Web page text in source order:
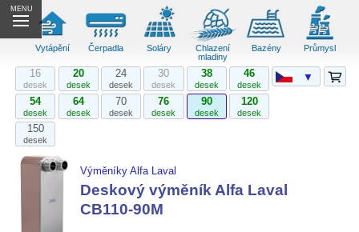
MENU
Vytápění Čerpadla Soláry
Chlazení
mladiny
Bazény Průmysl
16
desek
20
desek
24
desek
30
desek
38
desek
46
desek
54
desek
64
desek
70
desek
76
desek
90
desek
120
desek
150
desek
Výměníky Alfa Laval
Deskový výměník Alfa Laval
CB110-90M
▼